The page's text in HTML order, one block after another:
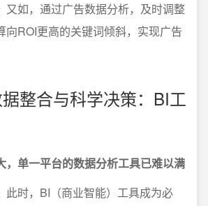
又如，通过广告数据分析，及时调整
向ROI更高的关键词倾斜，实现广告
整合与科学决策：BI工
，单一平台的数据分析工具已难以满
此时，BI（商业智能）工具成为必